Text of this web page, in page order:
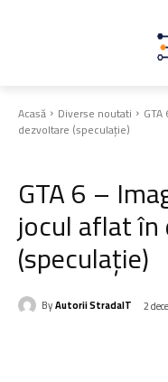
Acasă Diverse noutati
dezvoltare (speculație)
GTA 6 –
jocul aflat
(speculație)
ByAutorii StradaIT 2